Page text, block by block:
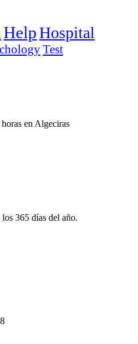
HelpHospital
Test
365 días del año.